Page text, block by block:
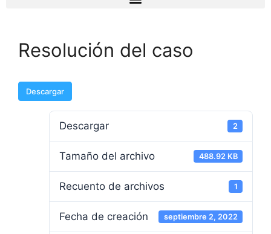
Resolución del caso
Descargar
Descargar 2
Tamaño del archivo 488.92 KB
Recuento de archivos 1
Fecha de creación septiembre 2, 2022